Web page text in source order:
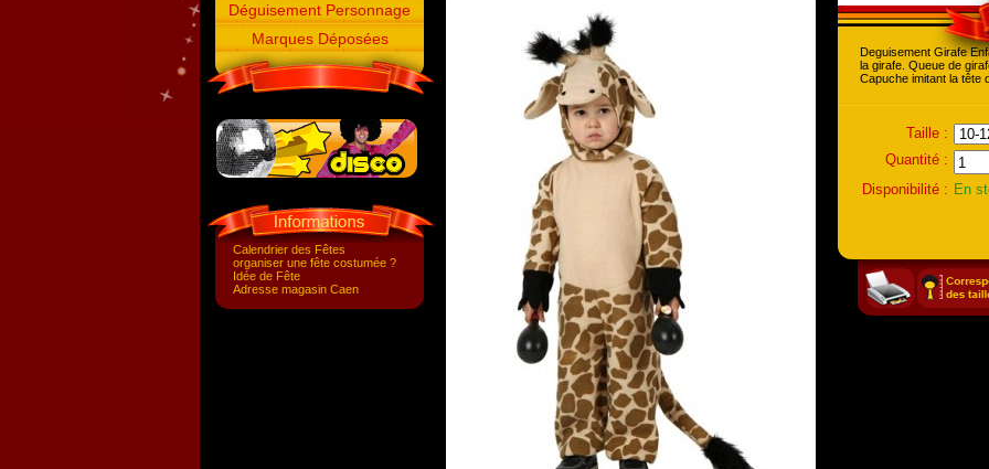
Déguisement Personnage
Marques Déposées
Calendrier des Fêtes
organiser une fête costumée ?
Idée de Fête
Adresse magasin Caen
Deguisement Girafe
la girafe. Queue de
Capuche imitant la tête
Taille :
Quantité :
Disponibilité : En